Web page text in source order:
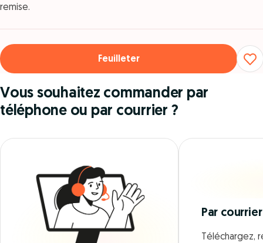
remise.
Feuilleter
Vous souhaitez commander par
téléphone ou par courrier ?
Par courrier
Téléchargez,